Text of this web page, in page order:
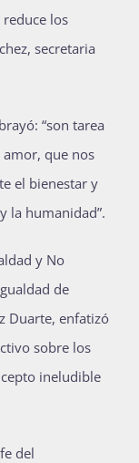
los
secretaria
“son tarea
que nos
el bienestar y
la humanidad”.
y No
de
Duarte, enfatizó
sobre los
ineludible
del